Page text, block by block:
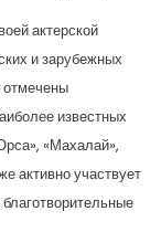
актерской
и зарубежных
известных
«Махалай»,
активно участвует